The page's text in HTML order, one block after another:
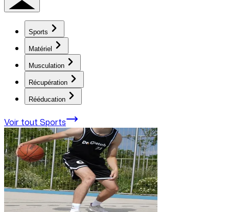
Sports
Matériel
Musculation
Récupération
Rééducation
Voir tout Sports